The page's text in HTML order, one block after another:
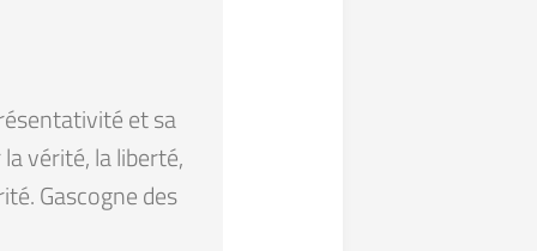
et sa
vérité, la liberté,
Gascogne des